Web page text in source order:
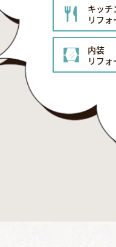
キッチ
リフォ
内装
リフォ